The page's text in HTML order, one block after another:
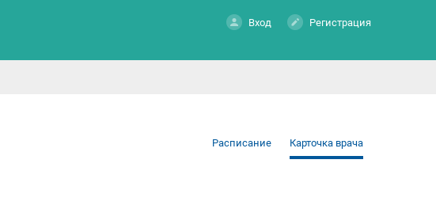
Вход Регистрация
Расписание Карточка врача